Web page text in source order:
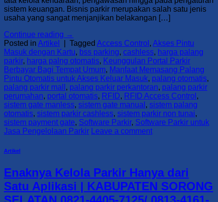
sistem keuangan. Bisnis parkir merupakan salah satu jenis
usaha yang sangat menjanjikan belakangan […]
Continue reading →
Posted in Artikel Tagged Access Control , Akses Pintu
Masuk dengan Kartu, bss parking, cashless, harga palang
parkir, harga palng otomatis, Keunggulan Portal Parkir
Berbayar Bagi Tempat Umum, Manfaat Memasang Palang
Pintu Otomatis untuk Akses Keluar Masuk, palang otomatis,
palang parkir mall , palang parkir perkantoran, palang parkir
perumahan, portal otomatis, RFID, RFID Access Control ,
sistem gate manless, sistem gate manual , sistem palang
otomatis, sistem parkir cashless, sistem parkir non tunai,
sistem payment gate, Software Parkir, Software Parkir untuk
Jasa Pengelolaan Parkir
Leave a comment
Artikel
Enaknya Kelola Parkir Hanya dari
Satu Aplikasi | KABUPATEN SORONG